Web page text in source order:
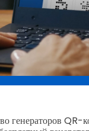
генераторов QR-